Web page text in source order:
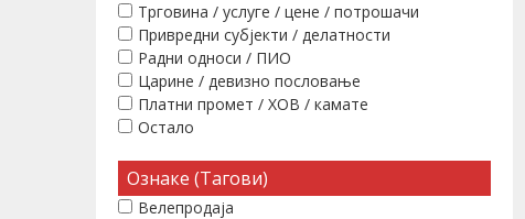
Трговина / услуге / цене / потрошачи
Привредни субјекти / делатности
Радни односи / ПИО
Царине / девизно пословање
Платни промет / ХОВ / камате
Остало
Ознаке (Тагови)
Велепродаја